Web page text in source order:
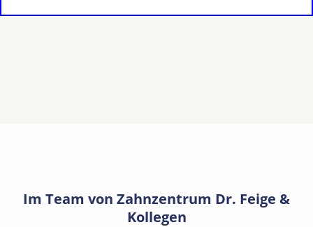
Im Team von Zahnzentrum Dr. Feige &
Kollegen